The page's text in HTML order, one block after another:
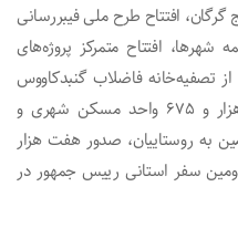
گرگان، افتتاح طرح ملی فیبررسانی
افتتاح متمرکز پروژه‌های
تصفیه‌خانه فاضلاب گنبدکاووس
پس از ۳۰ سال، بهره‌برداری از سه هزار و ۶۷۵ واحد مسکن شهری و
هزار و ۵۰۰ قطعه زمین به روستاییان، صدور هفت هزار
سفر استانی رییس جمهور در